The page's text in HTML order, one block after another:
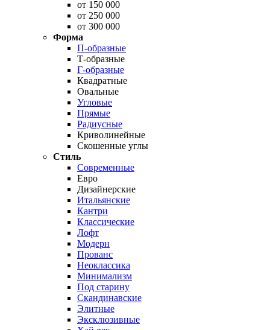
от 150 000
от 250 000
от 300 000
Форма
П-образные
Т-образные
Г-образные
Квадратные
Овальные
Угловые
Прямые
Радиусные
Криволинейные
Скошенные углы
Стиль
Современные
Евро
Дизайнерские
Итальянские
Кантри
Классические
Лофт
Модерн
Прованс
Неоклассика
Минимализм
Под старину
Скандинавские
Элитные
Эксклюзивные